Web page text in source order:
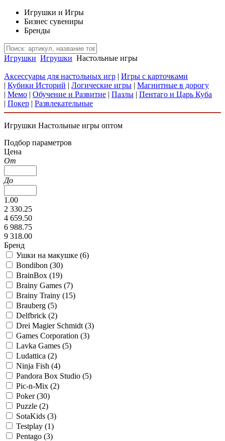
Игрушки и Игры
Бизнес сувениры
Бренды
Игрушки Игрушки Настольные игры
Аксессуары для настольных игр | Игры с карточками
| Кубики Историй | Логические игры | Магнитные в дорогу
| Мемо | Обучение и Развитие | Пазлы | Пентаго и Царь Куба
| Покер | Развлекательные
Игрушки Настольные игры оптом
Подбор параметров
Цена
От
До
1.00
2 330.25
4 659.50
6 988.75
9 318.00
Бренд
Ушки на макушке (6)
Bondibon (30)
BrainBox (19)
Brainy Games (7)
Brainy Trainy (15)
Brauberg (5)
Delfbrick (2)
Drei Magier Schmidt (3)
Games Corporation (3)
Lavka Games (5)
Ludattica (2)
Ninja Fish (4)
Pandora Box Studio (5)
Pic-n-Mix (2)
Poker (30)
Puzzle (2)
SotaKids (3)
Testplay (1)
Pentago (3)